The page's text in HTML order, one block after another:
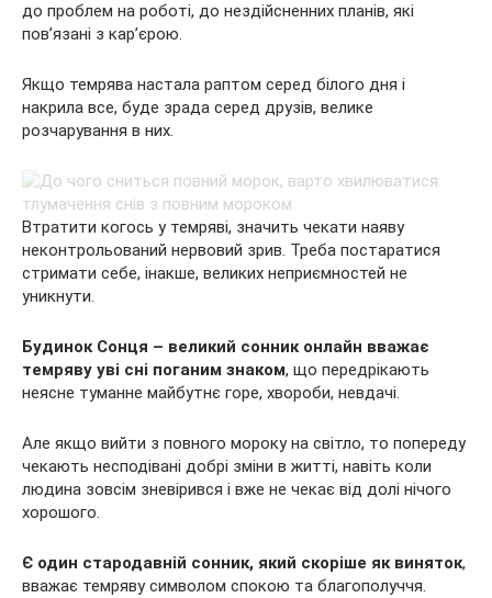
до проблем на роботі, до нездійсненних планів, які
пов’язані з кар’єрою.
Якщо темрява настала раптом серед білого дня і
накрила все, буде зрада серед друзів, велике
розчарування в них.
Втратити когось у темряві, значить чекати наяву
неконтрольований нервовий зрив. Треба постаратися
стримати себе, інакше, великих неприємностей не
уникнути.
Будинок Сонця – великий сонник онлайн вважає
темряву уві сні поганим знаком, що передрікають
неясне туманне майбутнє горе, хвороби, невдачі.
Але якщо вийти з повного мороку на світло, то попереду
чекають несподівані добрі зміни в житті, навіть коли
людина зовсім зневірився і вже не чекає від долі нічого
хорошого.
Є один стародавній сонник, який скоріше як виняток,
вважає темряву символом спокою та благополуччя.